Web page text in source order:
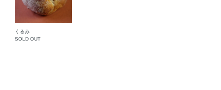
くるみ
SOLD OUT